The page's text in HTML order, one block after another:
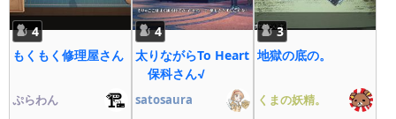
4
もくもく修理屋さん
ぷらわん
4
太りながらTo Heart
保科さん√
satosaura
3
地獄の底の。
くまの妖精。